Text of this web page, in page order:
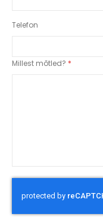
Telefon
Millest mõtled?